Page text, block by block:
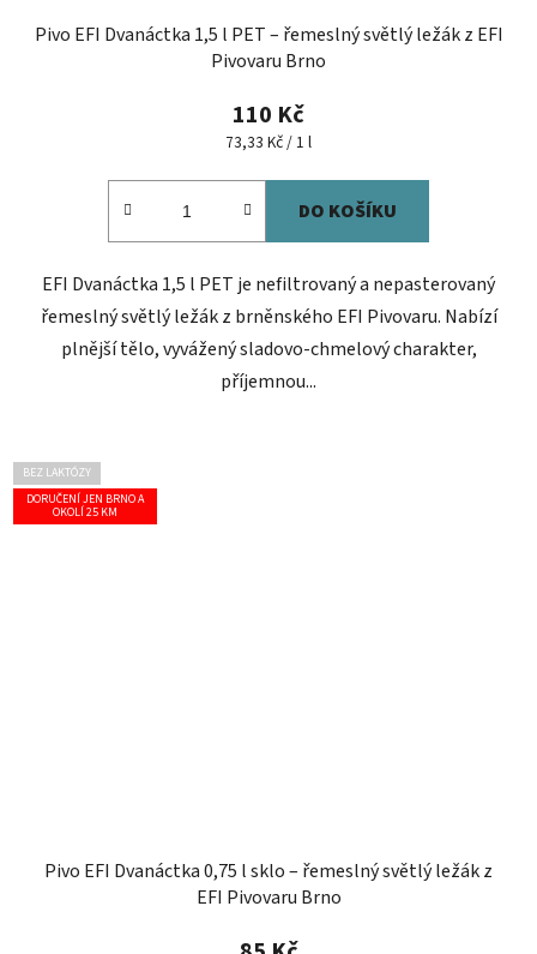
Pivo EFI Dvanáctka 1,5 l PET – řemeslný světlý ležák z EFI
Pivovaru Brno
110 Kč
Měrná
73,33 Kč / 1 l
DO KOŠÍKU
EFI Dvanáctka 1,5 l PET je nefiltrovaný a nepasterovaný
řemeslný světlý ležák z brněnského EFI Pivovaru. Nabízí
plnější tělo, vyvážený sladovo-chmelový charakter,
příjemnou...
BEZ LAKTÓZY
DORUČENÍ JEN BRNO A
OKOLÍ 25 KM
Pivo EFI Dvanáctka 0,75 l sklo – řemeslný světlý ležák z
EFI Pivovaru Brno